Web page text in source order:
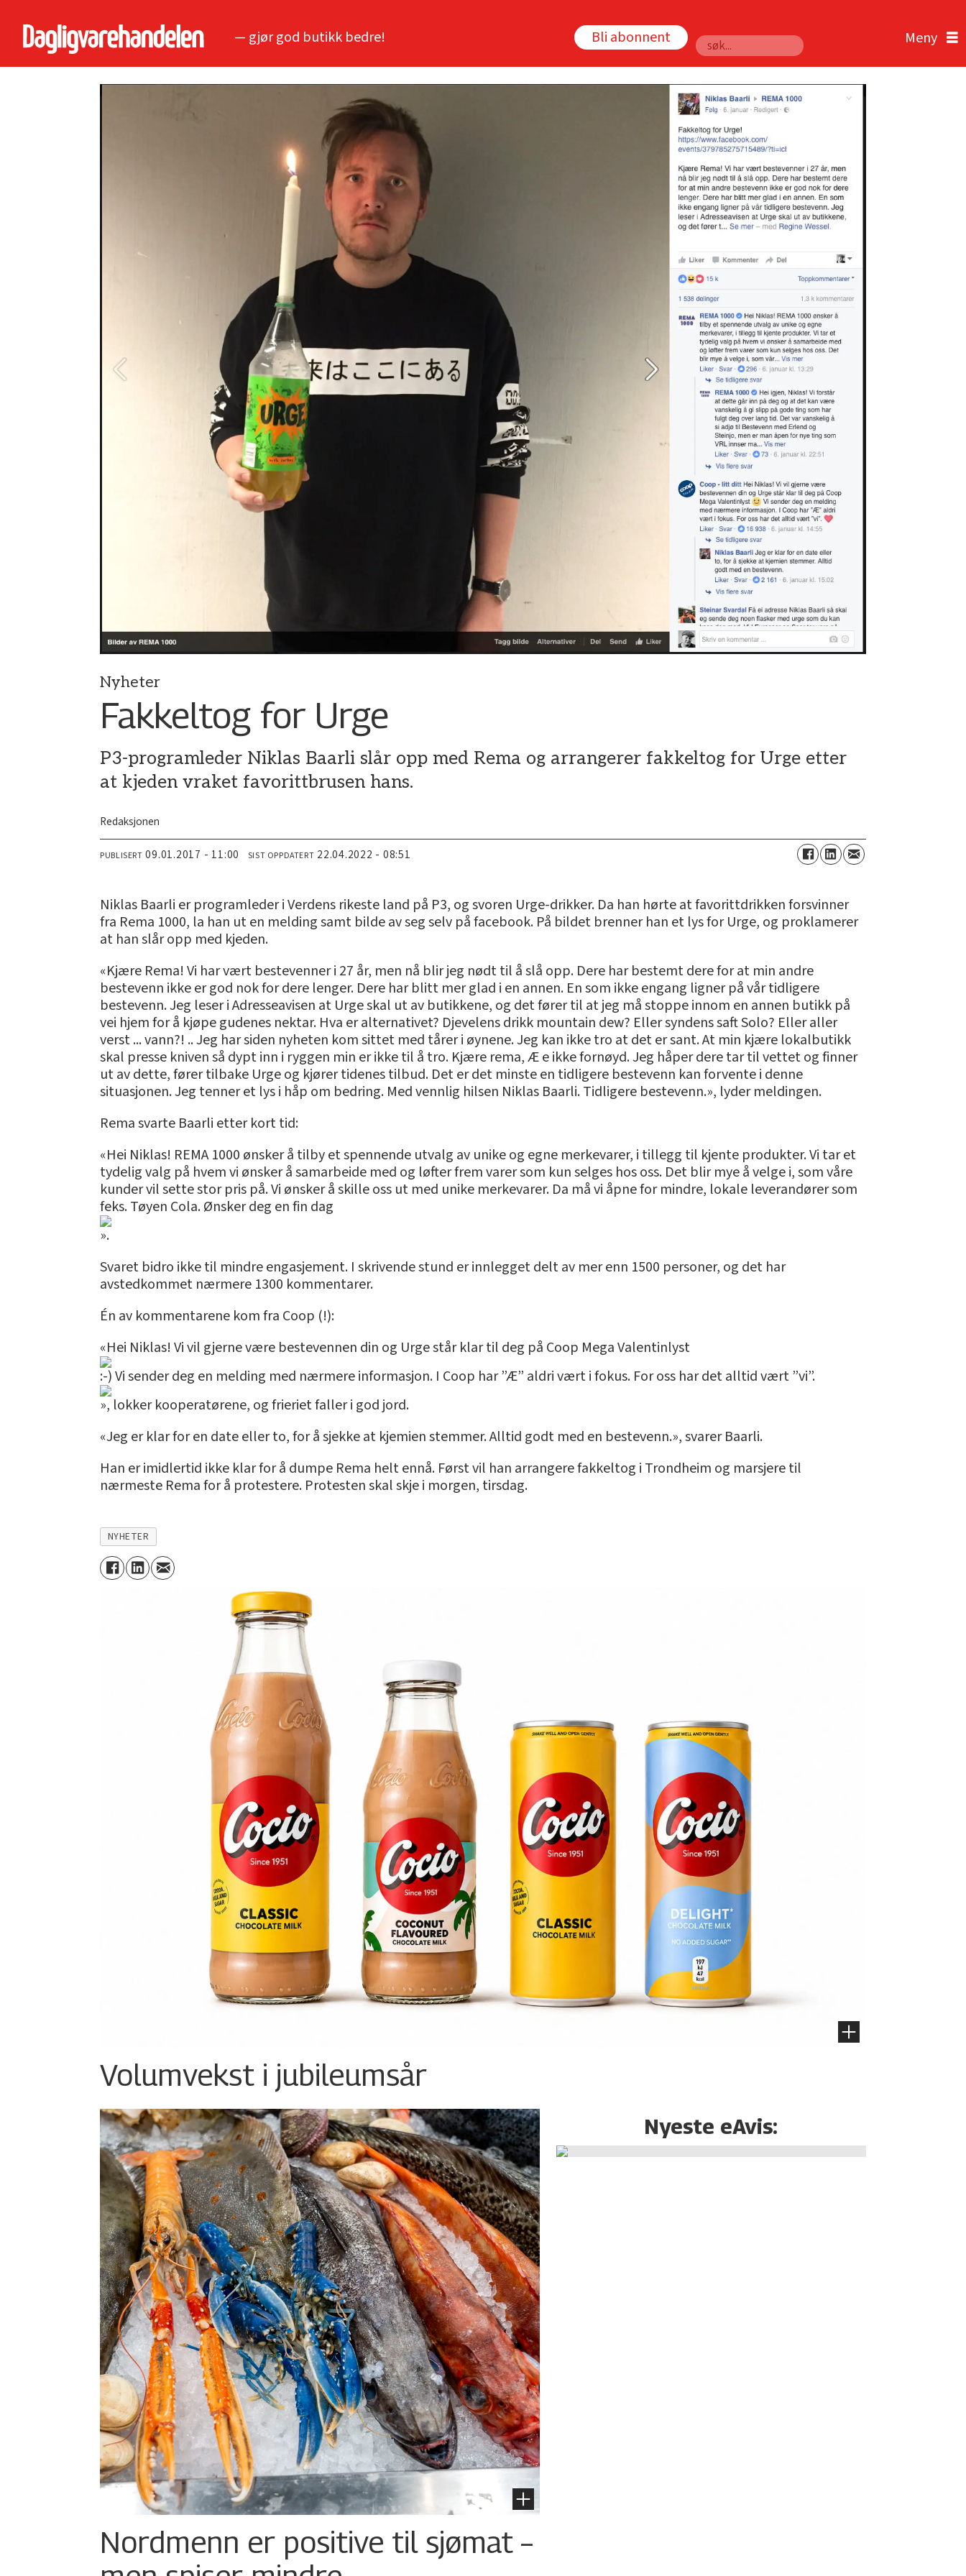
— gjør god butikk bedre! Bli abonnent
Søk
Nyheter
Fakkeltog for Urge
P3-programleder Niklas Baarli slår opp med Rema og arrangerer fakkeltog for Urge etter
at kjeden vraket favorittbrusen hans.
Redaksjonen
PUBLISERT 09.01.2017 - 11:00 SIST OPPDATERT 22.04.2022 - 08:51
Niklas Baarli er programleder i Verdens rikeste land på P3, og svoren Urge-drikker. Da han hørte at favorittdrikken forsvinner
fra Rema 1000, la han ut en melding samt bilde av seg selv på facebook. På bildet brenner han et lys for Urge, og proklamerer
at han slår opp med kjeden.
«Kjære Rema! Vi har vært bestevenner i 27 år, men nå blir jeg nødt til å slå opp. Dere har bestemt dere for at min andre
bestevenn ikke er god nok for dere lenger. Dere har blitt mer glad i en annen. En som ikke engang ligner på vår tidligere
bestevenn. Jeg leser i Adresseavisen at Urge skal ut av butikkene, og det fører til at jeg må stoppe innom en annen butikk på
vei hjem for å kjøpe gudenes nektar. Hva er alternativet? Djevelens drikk mountain dew? Eller syndens saft Solo? Eller aller
verst ... vann?! .. Jeg har siden nyheten kom sittet med tårer i øynene. Jeg kan ikke tro at det er sant. At min kjære lokalbutikk
skal presse kniven så dypt inn i ryggen min er ikke til å tro. Kjære rema, Æ e ikke fornøyd. Jeg håper dere tar til vettet og finner
ut av dette, fører tilbake Urge og kjører tidenes tilbud. Det er det minste en tidligere bestevenn kan forvente i denne
situasjonen. Jeg tenner et lys i håp om bedring. Med vennlig hilsen Niklas Baarli. Tidligere bestevenn.», lyder meldingen.
Rema svarte Baarli etter kort tid:
«Hei Niklas! REMA 1000 ønsker å tilby et spennende utvalg av unike og egne merkevarer, i tillegg til kjente produkter. Vi tar et
tydelig valg på hvem vi ønsker å samarbeide med og løfter frem varer som kun selges hos oss. Det blir mye å velge i, som våre
kunder vil sette stor pris på. Vi ønsker å skille oss ut med unike merkevarer. Da må vi åpne for mindre, lokale leverandører som
feks. Tøyen Cola. Ønsker deg en fin dag
».
Svaret bidro ikke til mindre engasjement. I skrivende stund er innlegget delt av mer enn 1500 personer, og det har
avstedkommet nærmere 1300 kommentarer.
Én av kommentarene kom fra Coop (!):
«Hei Niklas! Vi vil gjerne være bestevennen din og Urge står klar til deg på Coop Mega Valentinlyst
:-) Vi sender deg en melding med nærmere informasjon. I Coop har ”Æ” aldri vært i fokus. For oss har det alltid vært ”vi”.
», lokker kooperatørene, og frieriet faller i god jord.
«Jeg er klar for en date eller to, for å sjekke at kjemien stemmer. Alltid godt med en bestevenn.», svarer Baarli.
Han er imidlertid ikke klar for å dumpe Rema helt ennå. Først vil han arrangere fakkeltog i Trondheim og marsjere til
nærmeste Rema for å protestere. Protesten skal skje i morgen, tirsdag.
NYHETER
Volumvekst i jubileumsår
Nordmenn er positive til sjømat –
Nyeste eAvis: